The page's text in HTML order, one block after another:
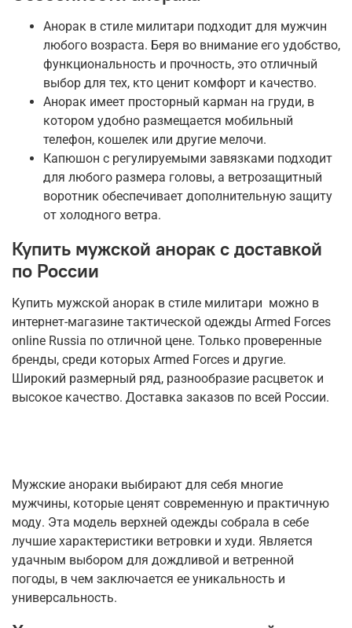
Анорак в стиле милитари подходит для мужчин
любого возраста. Беря во внимание его удобство,
функциональность и прочность, это отличный
выбор для тех, кто ценит комфорт и качество.
Анорак имеет просторный карман на груди, в
котором удобно размещается мобильный
телефон, кошелек или другие мелочи.
Капюшон с регулируемыми завязками подходит
для любого размера головы, а ветрозащитный
воротник обеспечивает дополнительную защиту
от холодного ветра.
Купить мужской анорак с доставкой
по России
Купить мужской анорак в стиле милитари можно в
интернет-магазине тактической одежды Armed Forces
online Russia по отличной цене. Только проверенные
бренды, среди которых Armed Forces и другие.
Широкий размерный ряд, разнообразие расцветок и
высокое качество. Доставка заказов по всей России.
Мужские анораки выбирают для себя многие
мужчины, которые ценят современную и практичную
моду. Эта модель верхней одежды собрала в себе
лучшие характеристики ветровки и худи. Является
удачным выбором для дождливой и ветренной
погоды, в чем заключается ее уникальность и
универсальность.